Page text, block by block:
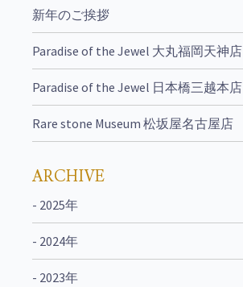
新年のご挨拶
Paradise of the Jewel 大丸福岡天神店
Paradise of the Jewel 日本橋三越本店
Rare stone Museum 松坂屋名古屋店
ARCHIVE
- 2025年
- 2024年
- 2023年